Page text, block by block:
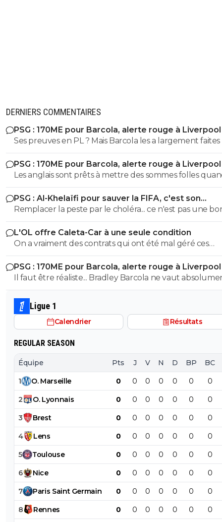
DERNIERS COMMENTAIRES
PSG : 170ME pour Barcola, alerte rouge à Liverpool
Ses preuves en PL ? Mais Barcola les a largement
LDC où le PSG a éliminé tout le grattin de la PL, c'est
plus factuel que les 145M sur Isak qui n'a pas fait grand
en plus de s'être blessé gravement.
PSG : 170ME pour Barcola, alerte rouge à Liverpool
Les anglais sont prêts à mettre des sommes folles
s'agit d'un joueur qui joue dans un club anglais,
moins quand il vient d'un club européen. Cela dit, 170M€
c'est le prix de départ de la discussion? Parce que
me parait excessif.
PSG : Al-Khelaïfi pour sauver la FIFA, c'est son
cauchemar
Remplacer la peste par le choléra... ce n'est pas une
idée. Le Qatar n'attend que ça pour tout foutre en l'air afin
d'imposer sa propre politique.
L'OL offre Caleta-Car à une seule condition
On a vraiment des contrats qui ont été mal géré ces
dernières années. On est obligé de ce coltiner tous ces
joueurs jusqu'au bout. Ca nous bloque aussi dans le
recrutement.
PSG : 170ME pour Barcola, alerte rouge à Liverpool
Il faut être réaliste... Bradley Barcola ne vaut
170 millions d'euros. C'est Bradley Barcola qui doit ruminer en
voyant que le PSG est peut être en train de lui faire
bas afin de le retenir.
Ligue 1
Calendrier Résultats
REGULAR SEASON
Équipe Pts J V N D BP BC
1 O. Marseille 0 0 0 0 0 0 0
2 O. Lyonnais 0 0 0 0 0 0 0
3 Brest 0 0 0 0 0 0 0
4 Lens 0 0 0 0 0 0 0
5 Toulouse 0 0 0 0 0 0 0
6 Nice 0 0 0 0 0 0 0
7 Paris Saint Germain 0 0 0 0 0 0 0
8 Rennes 0 0 0 0 0 0 0